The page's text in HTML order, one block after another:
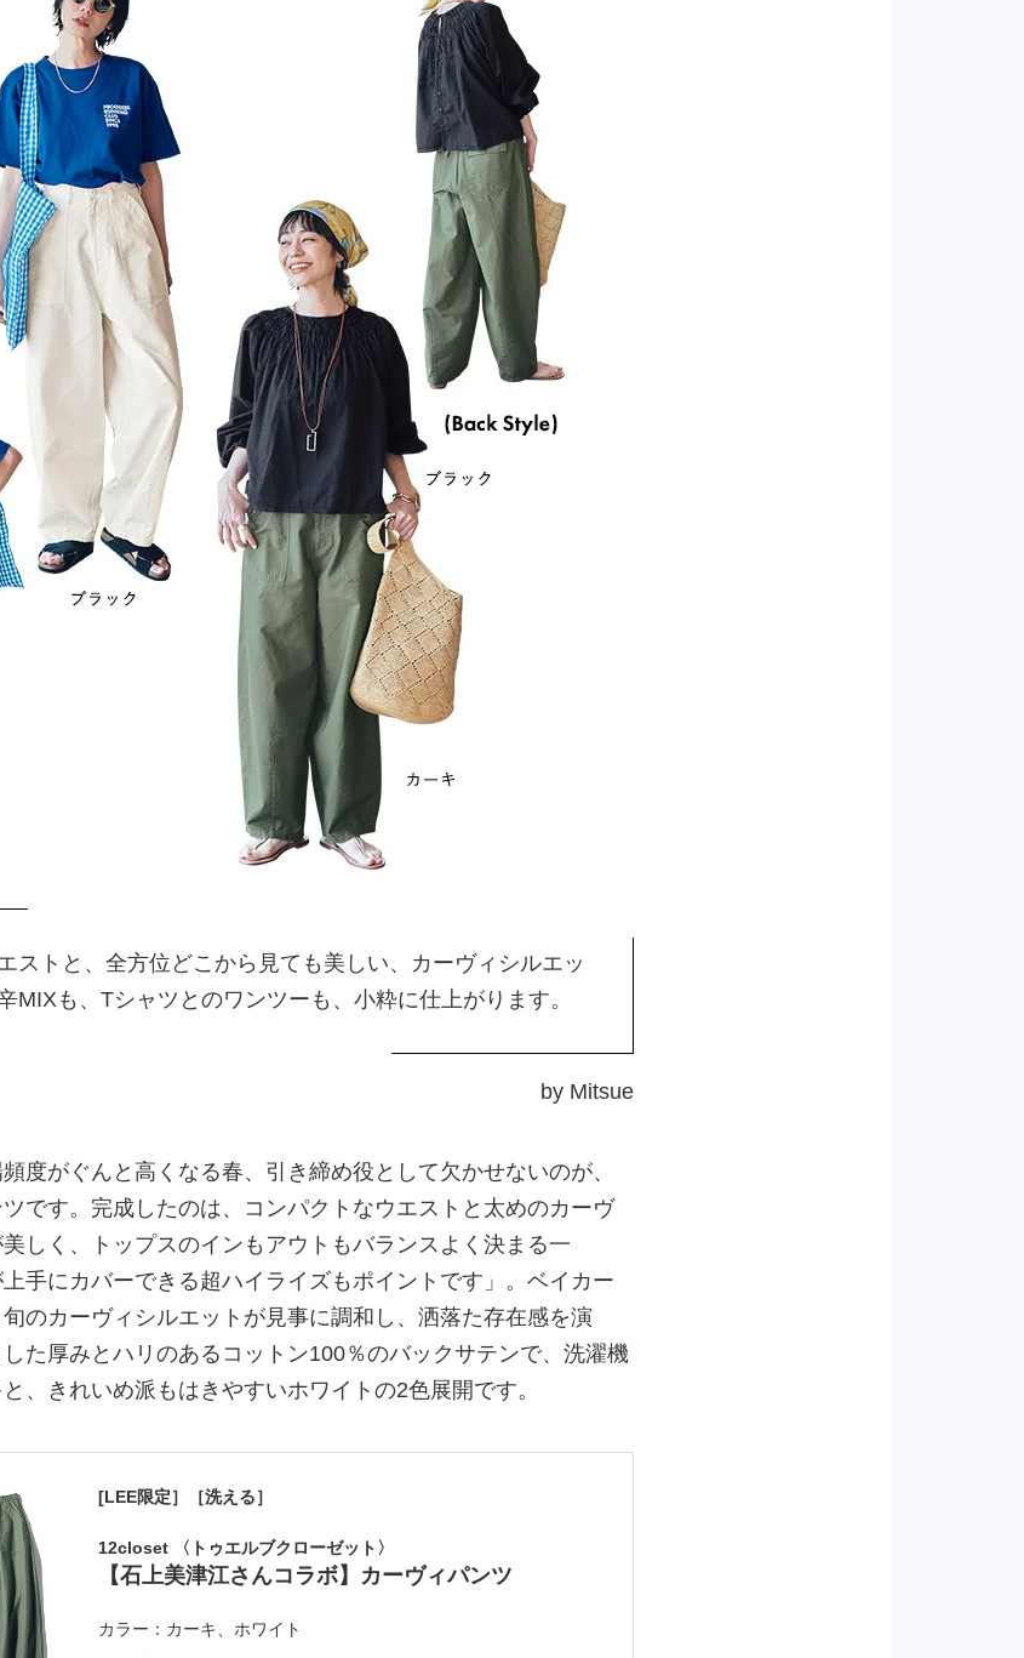
ストと、全方位どこから見ても美しい、カーヴィシルエッ
MIXも、Tシャツとのワンツーも、小粋に仕上がります。
by Mitsue
頻度がぐんと高くなる春、引き締め役として欠かせないのが、
です。完成したのは、コンパクトなウエストと太めのカーヴ
しく、トップスのインもアウトもバランスよく決まる一
手にカバーできる超ハイライズもポイントです」。ベイカー
のカーヴィシルエットが見事に調和し、洒落た存在感を演
た厚みとハリのあるコットン100％のバックサテンで、洗濯機
、きれいめ派もはきやすいホワイトの2色展開です。
[LEE限定］［洗える］
12closet 〈トゥエルブクローゼット〉
【石上美津江さんコラボ】カーヴィパンツ
カラー：カーキ、ホワイト